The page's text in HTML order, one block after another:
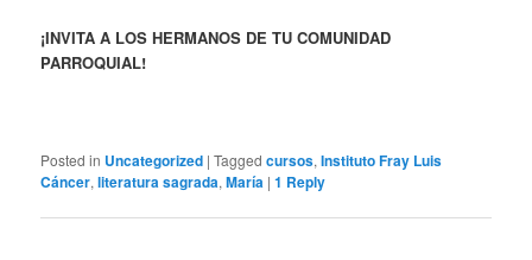
¡INVITA A LOS HERMANOS DE TU COMUNIDAD
PARROQUIAL!
Posted in Uncategorized |Tagged cursos,Instituto Fray Luis
Cáncer,literatura sagrada,María |1 Reply